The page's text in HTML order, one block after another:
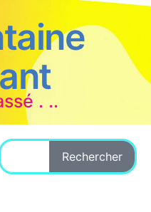
. ..
Rechercher